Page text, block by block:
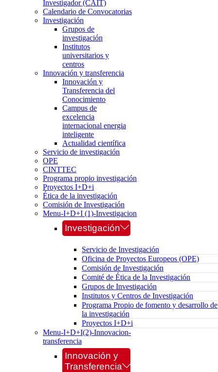
Investigador (CAIT)
Calendario de Convocatorias
Investigación
Grupos de
investigación
Institutos
universitarios y
centros
Innovación y transferencia
Innovación y
Transferencia del
Conocimiento
Campus de
excelencia
internacional energia
inteligente
Actualidad científica
Servicio de investigación
OPE
CINTTEC
Programa propio investigación
Proyectos I+D+i
Ética de la investigación
Comisión de Investigación
Menu-I+D+I (1)-Investigacion
Investigación
Servicio de Investigación
Oficina de Proyectos Europeos (OPE)
Comisión de Investigación
Comité de Ética de la Investigación
Grupos de Investigación
Institutos y Centros de Investigación
Programa Propio de fomento y desarrollo de
la investigación
Proyectos I+D+i
Menu-I+D+I(2)-Innovacion-
transferencia
Innovación y
Transferencia